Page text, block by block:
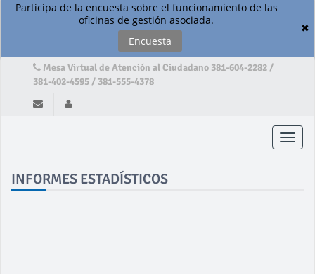
Participa de la encuesta sobre el funcionamiento de las
oficinas de gestión asociada.
Encuesta
✖
Mesa Virtual de Atención al Ciudadano 381-604-2282 /
381-402-4595 / 381-555-4378
Toggle
INFORMES ESTADÍSTICOS